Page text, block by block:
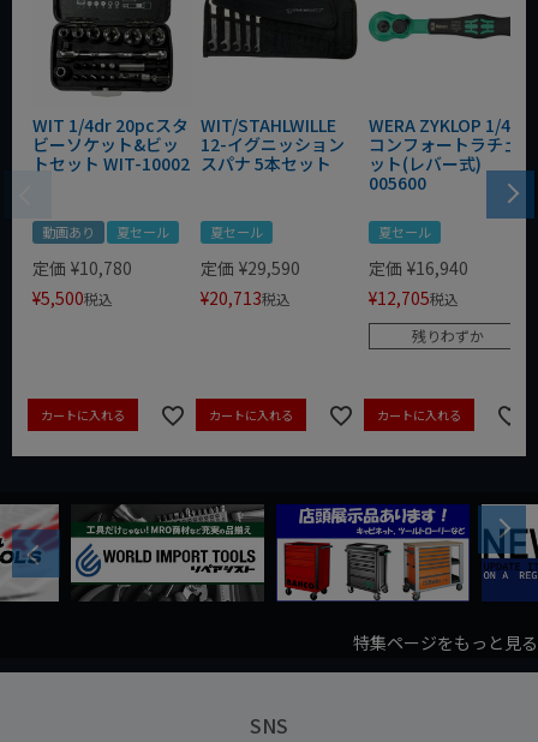
WIT 1/4dr 20pcスタ
ビーソケット&ビッ
トセット WIT-10002
動画あり 夏セール
定価 ¥10,780
¥5,500税込
カートに入れる
WIT/STAHLWILLE
12-イグニッション
スパナ 5本セット
夏セール
定価 ¥29,590
¥20,713税込
カートに入れる
WERA ZYKLOP 1/4"
コンフォートラチェ
ット(レバー式)
005600
夏セール
定価 ¥16,940
¥12,705税込
残りわずか
カートに入れる
Previous
Next
特集ページをもっと見る
SNS